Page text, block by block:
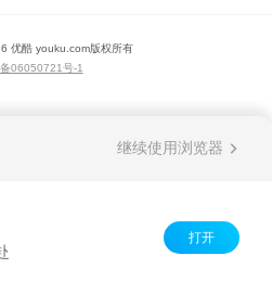
优酷 youku.com版权所有
06050721号-1
继续使用浏览器
打开